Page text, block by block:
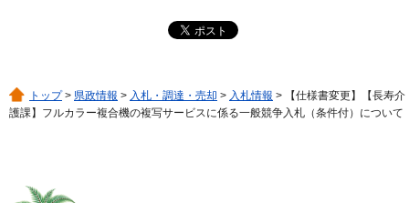
トップ> 県政情報 > 入札・調達・売却 > 入札情報 > 【仕様書変更】【長寿介
護課】フルカラー複合機の複写サービスに係る一般競争入札（条件付）について